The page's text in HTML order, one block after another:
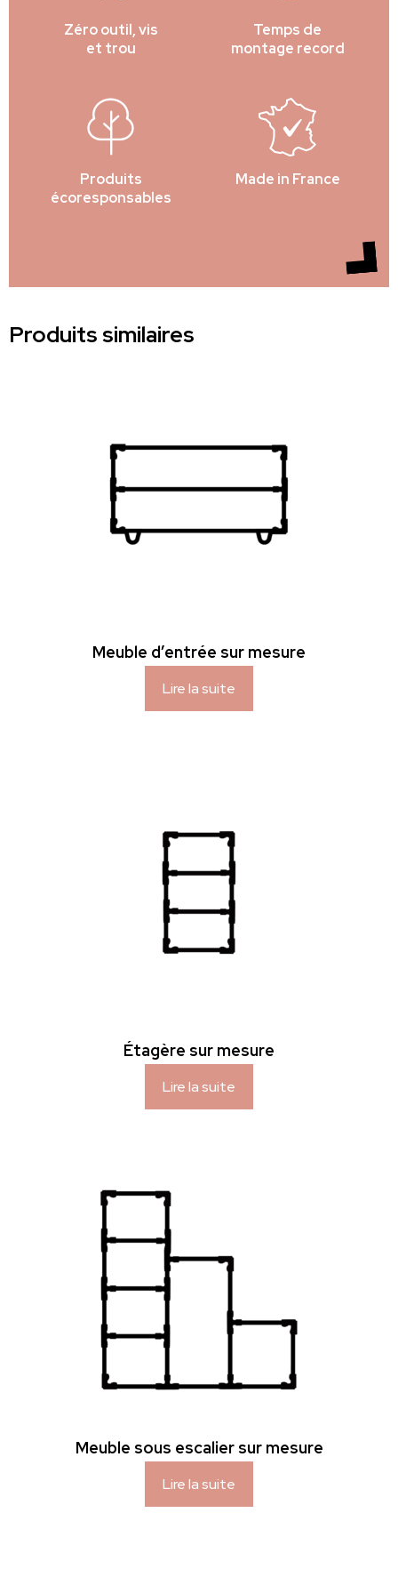
Zéro outil, vis
et trou
Temps de
montage record
Produits
écoresponsables
Made in France
Produits similaires
Meuble d’entrée sur mesure
Lire la suite
Étagère sur mesure
Lire la suite
Meuble sous escalier sur mesure
Lire la suite